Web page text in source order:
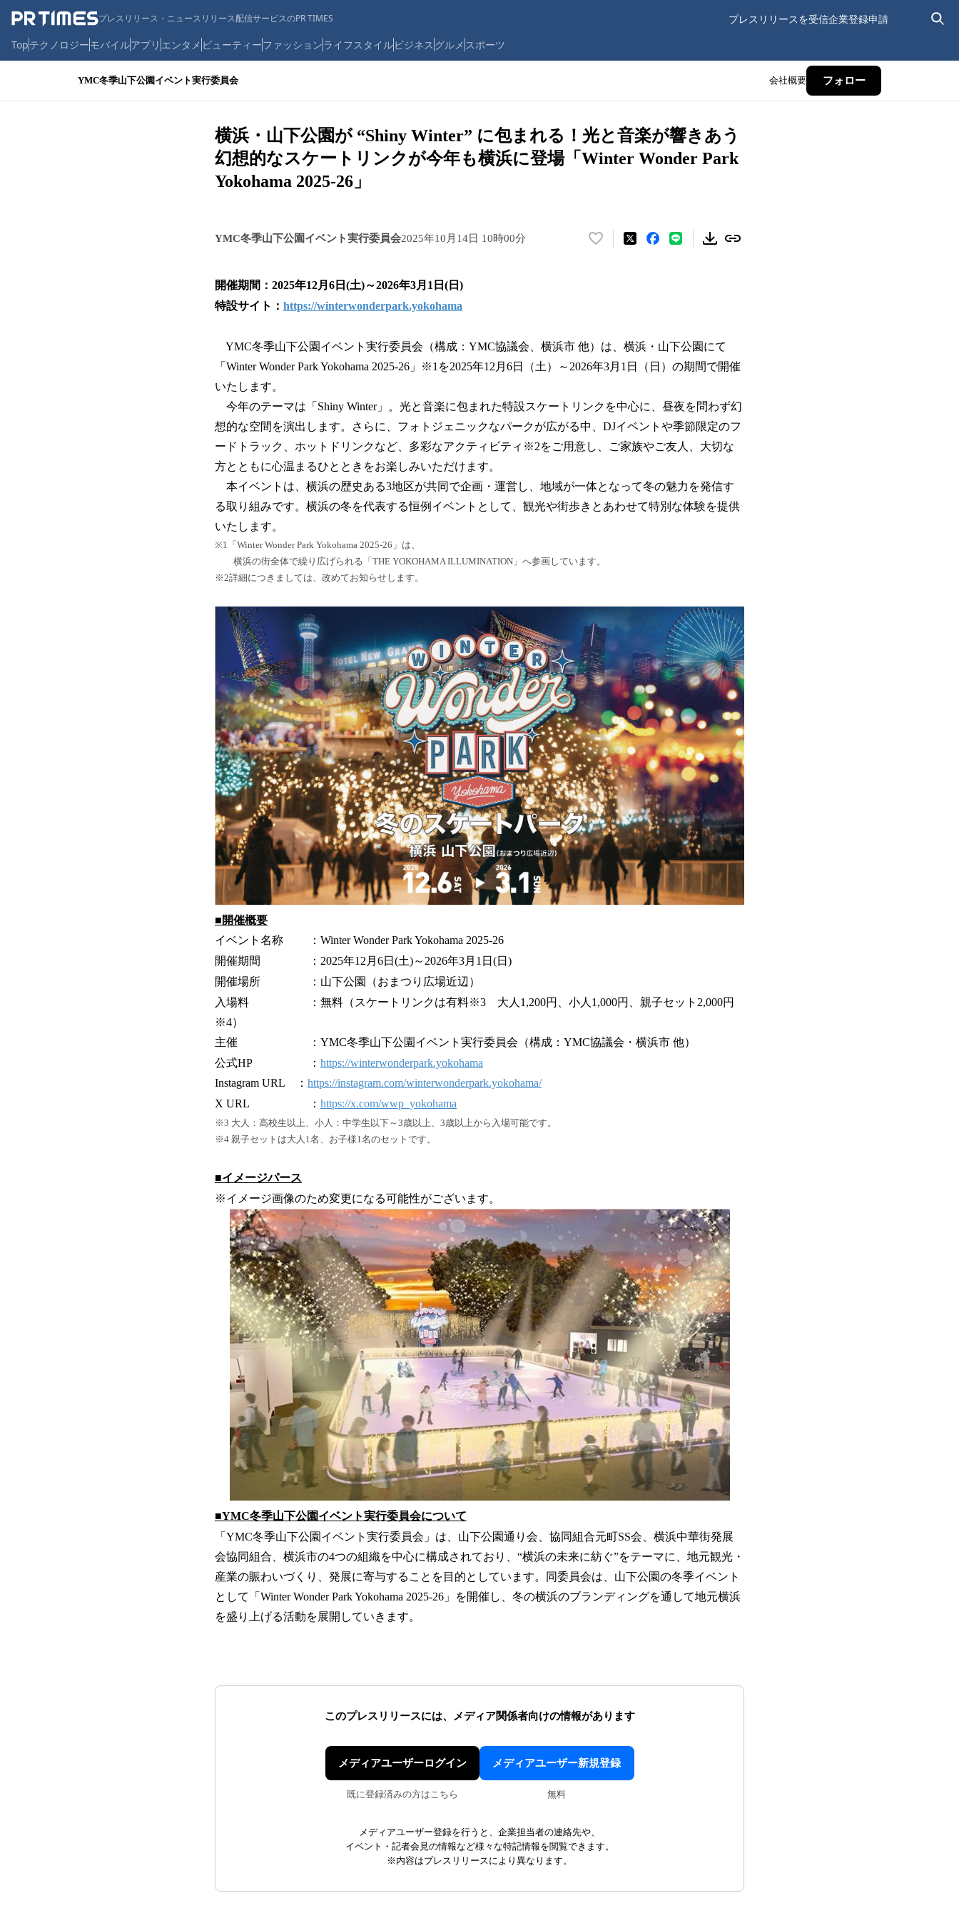
プレスリリース・ニュースリリース配信サービスのPR TIMES プレスリリースを受信企業登録申請
Topテクノロジーモバイルアプリ エンタメ ビューティーファッションライフスタイルビジネス グルメ スポーツ
YMC冬季山下公園イベント実行委員会 会社概要 フォロー
横浜・山下公園が “Shiny Winter” に包まれる！光と音楽が響きあう
幻想的なスケートリンクが今年も横浜に登場「Winter Wonder Park
Yokohama 2025-26」
YMC冬季山下公園イベント実行委員会2025年10月14日 10時00分
い
み
込
で
す
開催期間：2025年12月6日(土)～2026年3月1日(日)
特設サイト： https://winterwonderpark.yokohama
YMC冬季山下公園イベント実行委員会（構成：YMC協議会、横浜市 他）は、横浜・山下公園にて
「Winter Wonder Park Yokohama 2025-26」※1を2025年12月6日（土）～2026年3月1日（日）の期間で開催
いたします。
今年のテーマは「Shiny Winter」。光と音楽に包まれた特設スケートリンクを中心に、昼夜を問わず幻
想的な空間を演出します。さらに、フォトジェニックなパークが広がる中、DJイベントや季節限定のフ
ードトラック、ホットドリンクなど、多彩なアクティビティ※2をご用意し、ご家族やご友人、大切な
方とともに心温まるひとときをお楽しみいただけます。
本イベントは、横浜の歴史ある3地区が共同で企画・運営し、地域が一体となって冬の魅力を発信す
る取り組みです。横浜の冬を代表する恒例イベントとして、観光や街歩きとあわせて特別な体験を提供
いたします。
※1「Winter Wonder Park Yokohama 2025-26」は、
横浜の街全体で繰り広げられる「THE YOKOHAMA ILLUMINATION」へ参画しています。
※2詳細につきましては、改めてお知らせします。
■開催概要
イベント名称 ：Winter Wonder Park Yokohama 2025-26
開催期間 ：2025年12月6日(土)～2026年3月1日(日)
開催場所 ：山下公園（おまつり広場近辺）
入場料 ：無料（スケートリンクは有料※3 大人1,200円、小人1,000円、親子セット2,000円
※4）
主催 ：YMC冬季山下公園イベント実行委員会（構成：YMC協議会・横浜市 他）
公式HP ： https://winterwonderpark.yokohama
Instagram URL ： https://instagram.com/winterwonderpark.yokohama/
X URL ： https://x.com/wwp_yokohama
※3 大人：高校生以上、小人：中学生以下～3歳以上、3歳以上から入場可能です。
※4 親子セットは大人1名、お子様1名のセットです。
■イメージパース
※イメージ画像のため変更になる可能性がございます。
■YMC冬季山下公園イベント実行委員会について
「YMC冬季山下公園イベント実行委員会」は、山下公園通り会、協同組合元町SS会、横浜中華街発展
会協同組合、横浜市の4つの組織を中心に構成されており、“横浜の未来に紡ぐ”をテーマに、地元観光・
産業の賑わいづくり、発展に寄与することを目的としています。同委員会は、山下公園の冬季イベント
として「Winter Wonder Park Yokohama 2025-26」を開催し、冬の横浜のブランディングを通して地元横浜
を盛り上げる活動を展開していきます。
このプレスリリースには、 メディア関係者向けの情報があります
メディアユーザーログイン
既に登録済みの方はこちら
メディアユーザー新規登録
無料
メディアユーザー登録を行うと、企業担当者の連絡先や、
イベント・記者会見の情報など様々な特記情報を閲覧できます。
※内容はプレスリリースにより異なります。